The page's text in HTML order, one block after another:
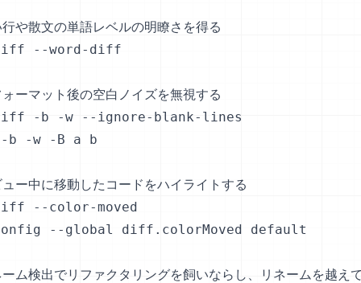
や散文の単語レベルの明瞭さを得る
--word-diff
ーマット後の空白ノイズを無視する
-b -w --ignore-blank-lines
b -w -B a b
ー中に移動したコードをハイライトする
--color-moved
--global diff.colorMoved default
ム検出でリファクタリングを飼いならし、リネームを越え